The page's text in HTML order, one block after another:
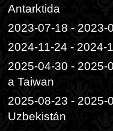
Antarktida
2023-07-18 - 2023-
2024-11-24 - 2024-
2025-04-30 - 2025-
a Taiwan
2025-08-23 - 2025-
Uzbekistán